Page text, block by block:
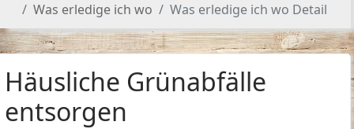
Was erledige ich wo
Was erledige ich wo Detail
Häusliche Grünabfälle
entsorgen